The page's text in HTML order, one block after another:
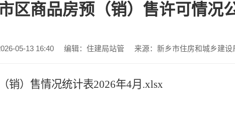
区商品房预（销）售许可情况
05-13 16:40 编辑：住建局站管 来源：新乡市住房和城乡建设
销）售情况统计表2026年4月.xlsx